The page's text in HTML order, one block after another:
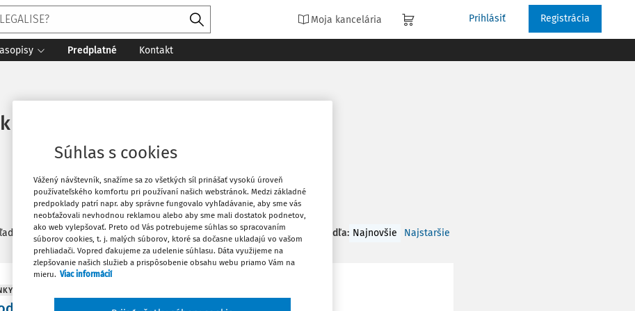
Moja kancelária Prihlásiť Registrácia
Predplatné Kontakt
dokumentov:1 Zoradiť podľa: Najnovšie Najstaršie
Súhlas s cookies
Vážený návštevník, snažíme sa zo všetkých síl prinášať vysokú úroveň
používateľského komfortu pri používaní našich webstránok. Medzi základné
predpoklady patrí napr. aby správne fungovalo vyhľadávanie, aby sme vás
neobťažovali nevhodnou reklamou alebo aby sme mali dostatok podnetov,
ako web vylepšovať. Preto od Vás potrebujeme súhlas so spracovaním
súborov cookies, t. j. malých súborov, ktoré sa dočasne ukladajú vo vašom
prehliadači. Vopred ďakujeme za udelenie súhlasu. Dáta využijeme na
zlepšovanie našich služieb a prispôsobenie obsahu webu priamo Vám na
mieru. Viac informácií